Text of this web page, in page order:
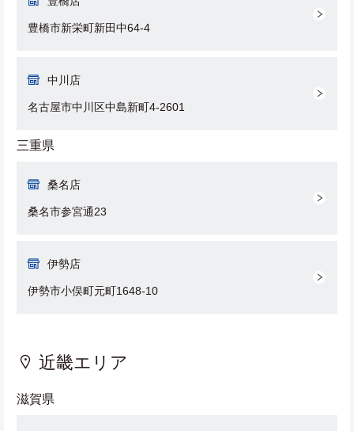
豊橋市新栄町新田中64-4
中川店
名古屋市中川区中島新町4-2601
三重県
桑名店
桑名市参宮通23
伊勢店
伊勢市小俣町元町1648-10
近畿エリア
滋賀県